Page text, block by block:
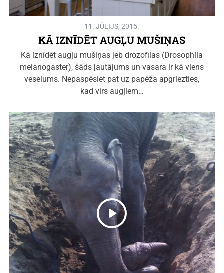
11. JŪLIJS, 2015.
KĀ IZNĪDĒT AUGĻU MUŠIŅAS
Kā iznīdēt augļu mušiņas jeb drozofilas (Drosophila
melanogaster), šāds jautājums un vasara ir kā viens
veselums. Nepaspēsiet pat uz papēža apgriezties,
kad virs augļiem…